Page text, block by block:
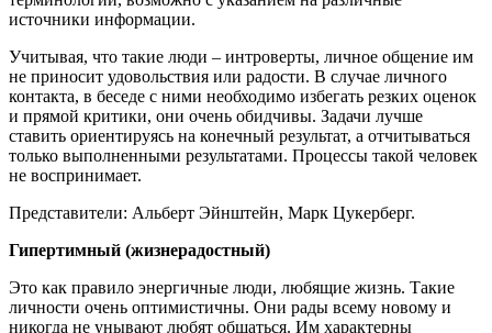
источники информации.
Учитывая, что такие люди – интроверты, личное общение им
не приносит удовольствия или радости. В случае личного
контакта, в беседе с ними необходимо избегать резких оценок
и прямой критики, они очень обидчивы. Задачи лучше
ставить ориентируясь на конечный результат, а отчитываться
только выполненными результатами. Процессы такой человек
не воспринимает.
Представители: Альберт Эйнштейн, Марк Цукерберг.
Гипертимный (жизнерадостный)
Это как правило энергичные люди, любящие жизнь. Такие
личности очень оптимистичны. Они рады всему новому и
никогда не унывают любят общаться. Им характерны